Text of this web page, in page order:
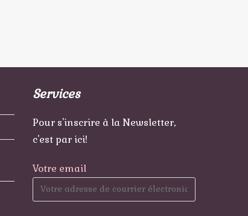
Services
Pour s'inscrire à la Newsletter,
c'est par ici!
Votre email